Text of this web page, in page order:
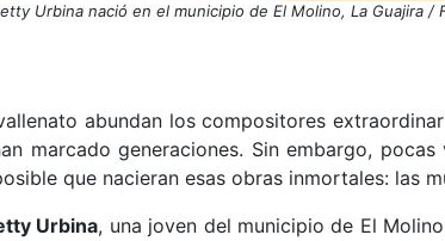
Urbina nació en el municipio de El Molino, La Guajira /
abundan los compositores
marcado generaciones. Sin embargo,
que nacieran esas obras inmortales: las
Urbina, una joven del municipio de El